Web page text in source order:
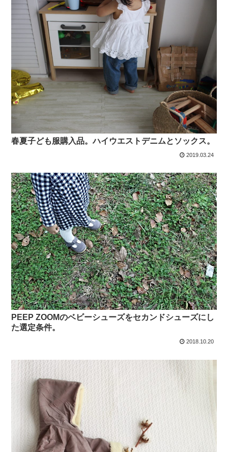
春夏子ども服購入品。ハイウエストデニムとソックス。
2019.03.24
PEEP ZOOMのベビーシューズをセカンドシューズにし
た選定条件。
2018.10.20